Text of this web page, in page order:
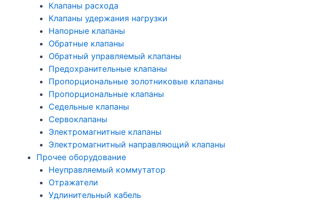
Клапаны расхода
Клапаны удержания нагрузки
Напорные клапаны
Обратные клапаны
Обратный управляемый клапаны
Предохранительные клапаны
Пропорциональные золотниковые клапаны
Пропорциональные клапаны
Седельные клапаны
Сервоклапаны
Электромагнитные клапаны
Электромагнитный направляющий клапаны
Прочее оборудование
Неуправляемый коммутатор
Отражатели
Удлинительный кабель